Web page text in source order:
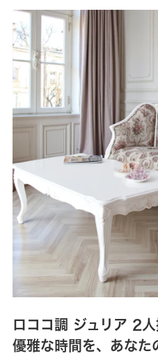
ロココ調 ジュリア 2
優雅な時間を、あなた